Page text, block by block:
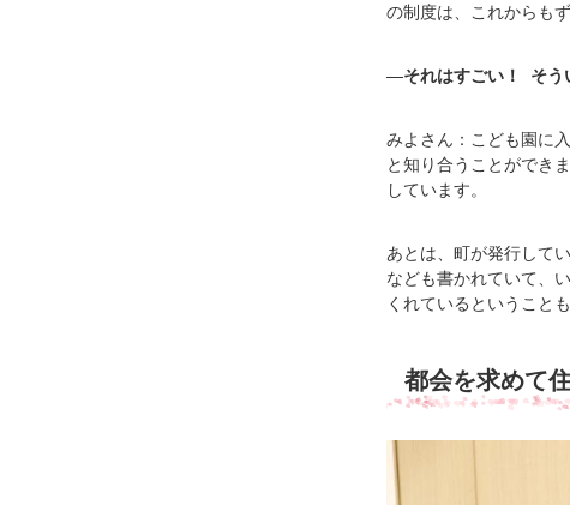
の制度は、これからも
―それはすごい！ そう
みよさん：こども園に
と知り合うことができ
しています。
あとは、町が発行して
なども書かれていて、
くれているということ
都会を求めて